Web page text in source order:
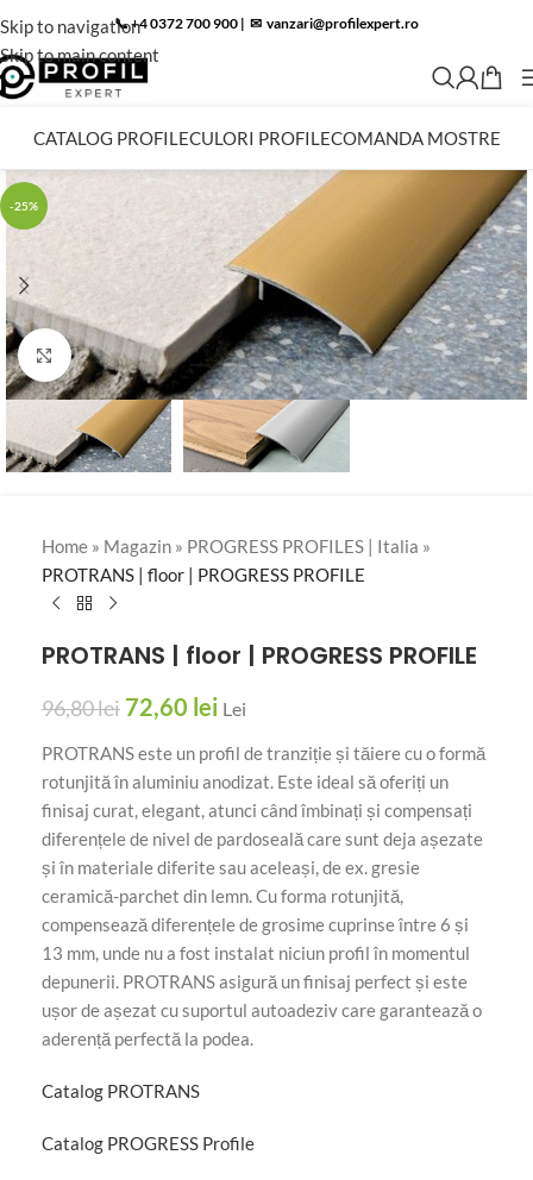
Skip to navigation
Skip to main content
📞 +4 0372 700 900 | ✉︎ vanzari@profilexpert.ro
CATALOG PROFILECULORI PROFILECOMANDA MOSTRE
-25%
Click to enlarge
Home » Magazin » PROGRESS PROFILES | Italia »
PROTRANS | floor | PROGRESS PROFILE
PROTRANS | floor | PROGRESS PROFILE
96,80lei 72,60 lei Lei
PROTRANS este un profil de tranziție și tăiere cu o formă
rotunjită în aluminiu anodizat. Este ideal să oferiți un
finisaj curat, elegant, atunci când îmbinați și compensați
diferențele de nivel de pardoseală care sunt deja așezate
și în materiale diferite sau aceleași, de ex. gresie
ceramică-parchet din lemn. Cu forma rotunjită,
compensează diferențele de grosime cuprinse între 6 și
13 mm, unde nu a fost instalat niciun profil în momentul
depunerii. PROTRANS asigură un finisaj perfect și este
ușor de așezat cu suportul autoadeziv care garantează o
aderență perfectă la podea.
Catalog PROTRANS
Catalog PROGRESS Profile